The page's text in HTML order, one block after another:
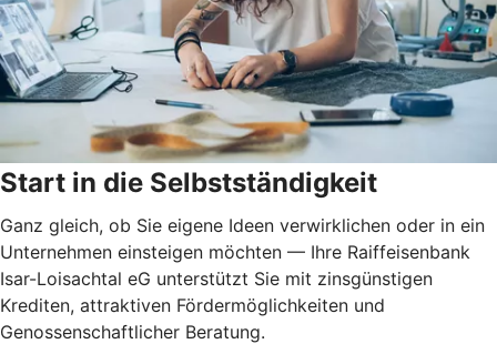
Start in die Selbstständigkeit
Ganz gleich, ob Sie eigene Ideen verwirklichen oder in ein
Unternehmen einsteigen möchten — Ihre Raiffeisenbank
Isar-Loisachtal eG unterstützt Sie mit zinsgünstigen
Krediten, attraktiven Fördermöglichkeiten und
Genossenschaftlicher Beratung.